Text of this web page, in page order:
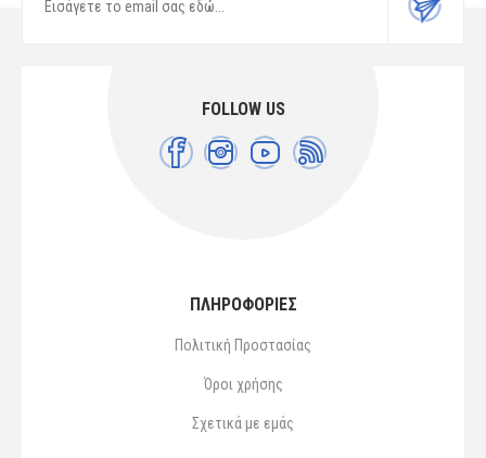
FOLLOW US
ΠΛΗΡΟΦΟΡΙΕΣ
Πολιτική Προστασίας
Όροι χρήσης
Σχετικά με εμάς